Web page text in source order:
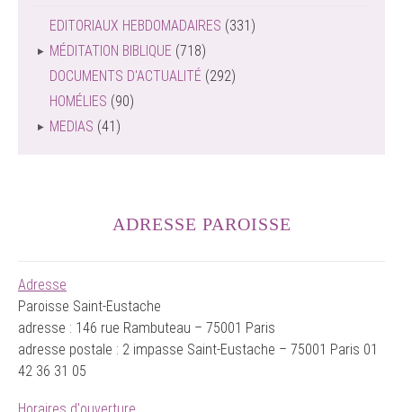
EDITORIAUX HEBDOMADAIRES (331)
MÉDITATION BIBLIQUE (718)
DOCUMENTS D'ACTUALITÉ (292)
HOMÉLIES (90)
MEDIAS (41)
ADRESSE PAROISSE
Adresse
Paroisse Saint-Eustache
adresse : 146 rue Rambuteau – 75001 Paris
adresse postale : 2 impasse Saint-Eustache – 75001 Paris 01
42 36 31 05